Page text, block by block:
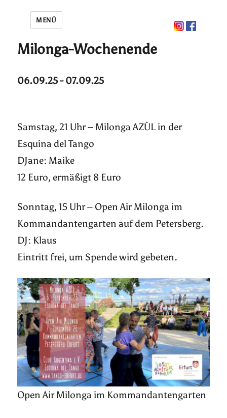
MENÜ
Milonga-Wochenende
06.09.25 - 07.09.25
Samstag, 21 Uhr – Milonga AZÙL in der
Esquina del Tango
DJane: Maike
12 Euro, ermäßigt 8 Euro
Sonntag, 15 Uhr – Open Air Milonga im
Kommandantengarten auf dem Petersberg.
DJ: Klaus
Eintritt frei, um Spende wird gebeten.
Open Air Milonga im Kommandantengarten